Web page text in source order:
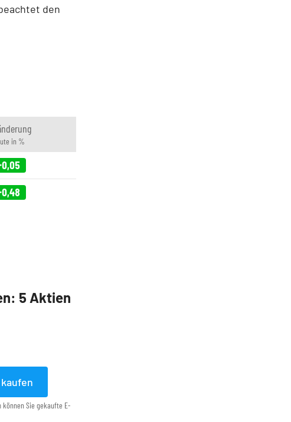
den
in %
5 Aktien
können Sie gekaufte E-